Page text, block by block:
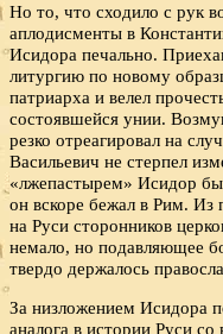
Но то, что сходило с рук
аплодисменты в
Исидора печально.
литургию по новому
патриарха и велел
состоявшейся унии.
резко отреагировал на
Васильевич не стерпел
«лжепастырем» Исидор
он вскоре бежал в Рим.
на Руси сторонников
немало, но подавляющее
твердо держалось
За низложением Исидора
аналога в истории Руси